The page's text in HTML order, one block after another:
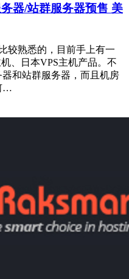
器/站群服务器预售 美
较熟悉的，目前手上有一
、日本VPS主机产品。不
和站群服务器，而且机房
…